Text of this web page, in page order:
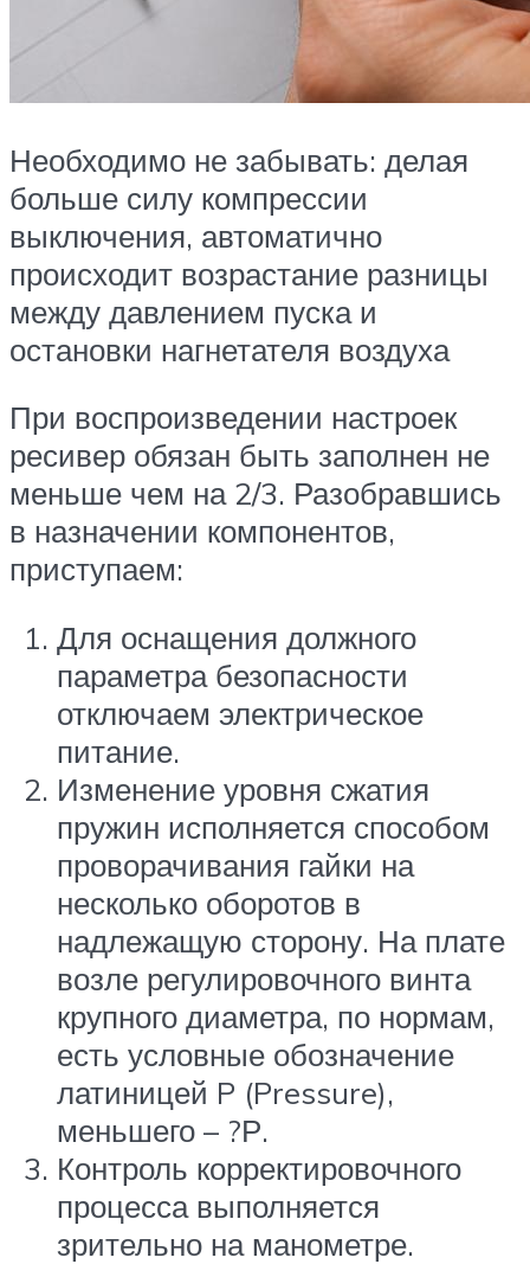
Необходимо не забывать: делая
больше силу компрессии
выключения, автоматично
происходит возрастание разницы
между давлением пуска и
остановки нагнетателя воздуха
При воспроизведении настроек
ресивер обязан быть заполнен не
меньше чем на 2/3. Разобравшись
в назначении компонентов,
приступаем:
Для оснащения должного
параметра безопасности
отключаем электрическое
питание.
Изменение уровня сжатия
пружин исполняется способом
проворачивания гайки на
несколько оборотов в
надлежащую сторону. На плате
возле регулировочного винта
крупного диаметра, по нормам,
есть условные обозначение
латиницей P (Pressure),
меньшего – ?Р.
Контроль корректировочного
процесса выполняется
зрительно на манометре.